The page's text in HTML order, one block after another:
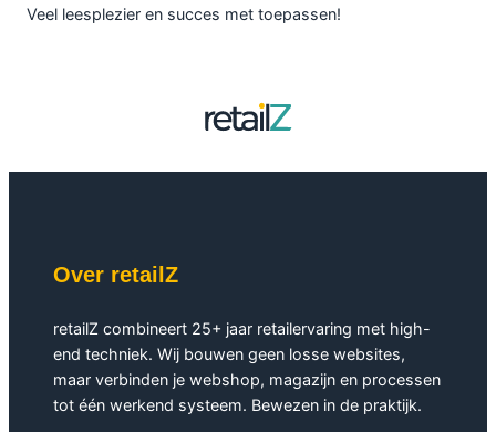
Veel leesplezier en succes met toepassen!
Over retailZ
retailZ combineert 25+ jaar retailervaring met high-
end techniek. Wij bouwen geen losse websites,
maar verbinden je webshop, magazijn en processen
tot één werkend systeem. Bewezen in de praktijk.